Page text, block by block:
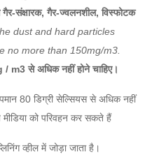
गैर-संक्षारक, गैर-ज्वलनशील, विस्फोटक
dust and hard particles
no more than 150mg/m3.
m3 से अधिक नहीं होने चाहिए।
80 डिग्री सेल्सियस से अधिक नहीं
को परिवहन कर सकते हैं
व्हील में जोड़ा जाता है।